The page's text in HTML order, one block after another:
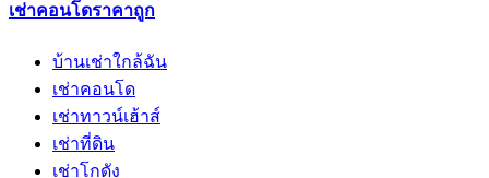
เช่าคอนโดราคาถูก
บ้านเช่าใกล้ฉัน
เช่าคอนโด
เช่าทาวน์เฮ้าส์
เช่าที่ดิน
เช่าโกดัง